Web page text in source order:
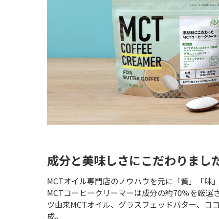
成分と美味しさにこだわりまし
MCTオイル専門店のノウハウを元に「質」「味
MCTコーヒークリーマーは成分の約70％を厳選
ツ由来MCTオイル、グラスフェッドバター、コ
成。